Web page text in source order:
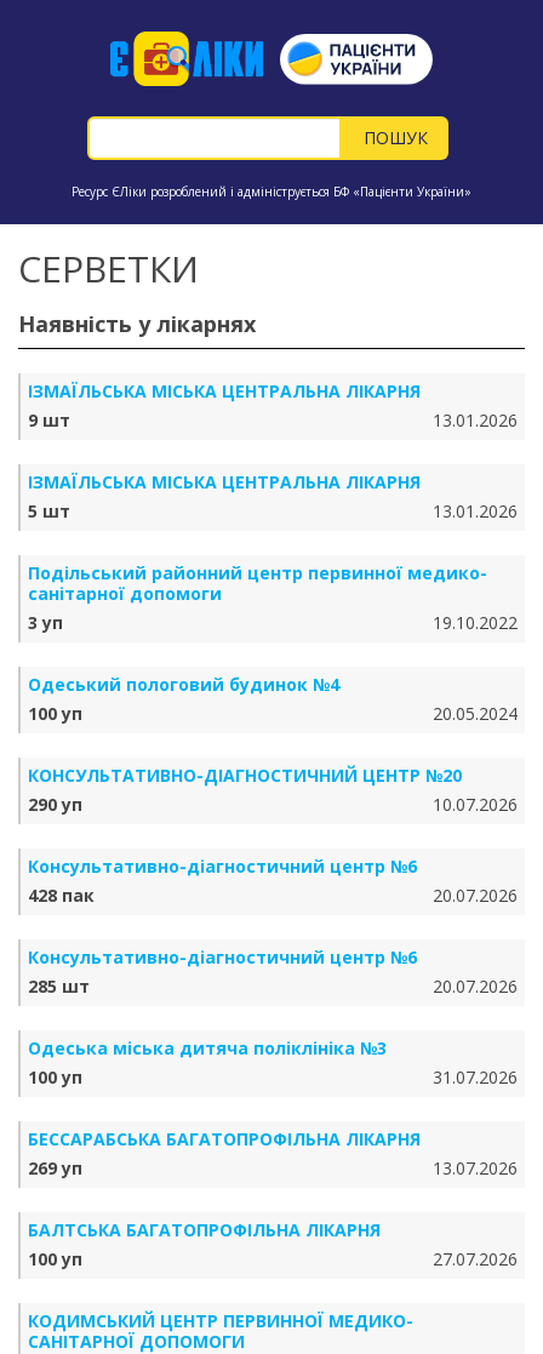
Ресурс ЄЛіки розроблений і адмініструється БФ «Пацієнти України»
СЕРВЕТКИ
Наявність у лікарнях
ІЗМАЇЛЬСЬКА МІСЬКА ЦЕНТРАЛЬНА ЛІКАРНЯ
9 шт
13.01.2026
ІЗМАЇЛЬСЬКА МІСЬКА ЦЕНТРАЛЬНА ЛІКАРНЯ
5 шт
13.01.2026
Подільський районний центр первинної медико-
санітарної допомоги
3 уп
19.10.2022
Одеський пологовий будинок №4
100 уп
20.05.2024
КОНСУЛЬТАТИВНО-ДІАГНОСТИЧНИЙ ЦЕНТР №20
290 уп
10.07.2026
Консультативно-діагностичний центр №6
428 пак
20.07.2026
Консультативно-діагностичний центр №6
285 шт
20.07.2026
Одеська міська дитяча поліклініка №3
100 уп
31.07.2026
БЕССАРАБСЬКА БАГАТОПРОФІЛЬНА ЛІКАРНЯ
269 уп
13.07.2026
БАЛТСЬКА БАГАТОПРОФІЛЬНА ЛІКАРНЯ
100 уп
27.07.2026
КОДИМСЬКИЙ ЦЕНТР ПЕРВИННОЇ МЕДИКО-
САНІТАРНОЇ ДОПОМОГИ